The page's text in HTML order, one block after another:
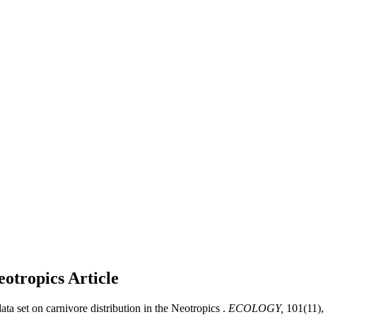
Article
set on carnivore distribution in the Neotropics . ECOLOGY, 101(11),